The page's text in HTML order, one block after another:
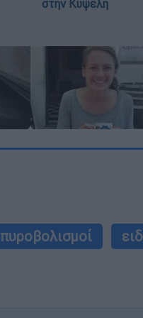
στην Κυψέλη
πυροβολισμοί